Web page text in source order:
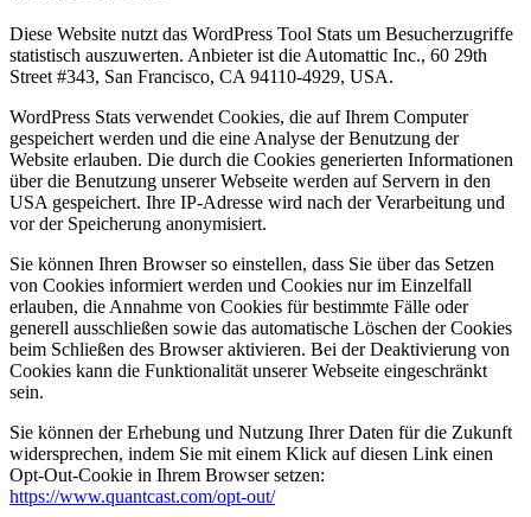
Diese Website nutzt das WordPress Tool Stats um Besucherzugriffe
statistisch auszuwerten. Anbieter ist die Automattic Inc., 60 29th
Street #343, San Francisco, CA 94110-4929, USA.
WordPress Stats verwendet Cookies, die auf Ihrem Computer
gespeichert werden und die eine Analyse der Benutzung der
Website erlauben. Die durch die Cookies generierten Informationen
über die Benutzung unserer Webseite werden auf Servern in den
USA gespeichert. Ihre IP-Adresse wird nach der Verarbeitung und
vor der Speicherung anonymisiert.
Sie können Ihren Browser so einstellen, dass Sie über das Setzen
von Cookies informiert werden und Cookies nur im Einzelfall
erlauben, die Annahme von Cookies für bestimmte Fälle oder
generell ausschließen sowie das automatische Löschen der Cookies
beim Schließen des Browser aktivieren. Bei der Deaktivierung von
Cookies kann die Funktionalität unserer Webseite eingeschränkt
sein.
Sie können der Erhebung und Nutzung Ihrer Daten für die Zukunft
widersprechen, indem Sie mit einem Klick auf diesen Link einen
Opt-Out-Cookie in Ihrem Browser setzen:
https://www.quantcast.com/opt-out/